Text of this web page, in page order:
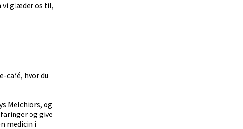
vi glæder os til,
café, hvor du
Melchiors, og
og give
medicin i